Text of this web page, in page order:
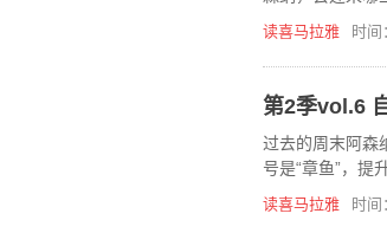
些潜在的
读喜马拉雅 时间
第2季vol.6
过去的周末阿森
号是“章鱼”，提
潘采夫 翻牌的也
读喜马拉雅 时间